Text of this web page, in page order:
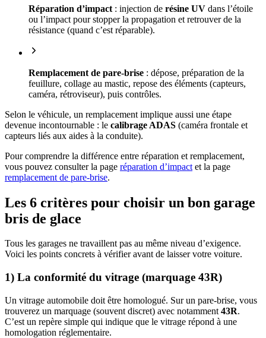
Réparation d’impact : injection de résine UV dans l’étoile
ou l’impact pour stopper la propagation et retrouver de la
résistance (quand c’est réparable).
Remplacement de pare-brise : dépose, préparation de la
feuillure, collage au mastic, repose des éléments (capteurs,
caméra, rétroviseur), puis contrôles.
Selon le véhicule, un remplacement implique aussi une étape
devenue incontournable : le calibrage ADAS (caméra frontale et
capteurs liés aux aides à la conduite).
Pour comprendre la différence entre réparation et remplacement,
vous pouvez consulter la page réparation d’impact et la page
remplacement de pare-brise.
Les 6 critères pour choisir un bon garage
bris de glace
Tous les garages ne travaillent pas au même niveau d’exigence.
Voici les points concrets à vérifier avant de laisser votre voiture.
1) La conformité du vitrage (marquage 43R)
Un vitrage automobile doit être homologué. Sur un pare-brise, vous
trouverez un marquage (souvent discret) avec notamment 43R.
C’est un repère simple qui indique que le vitrage répond à une
homologation réglementaire.